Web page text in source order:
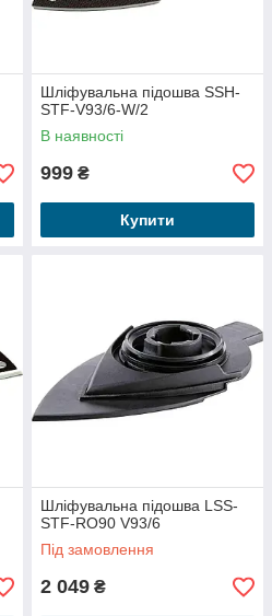
Шліфувальна підошва SSH-
STF-V93/6-W/2
В наявності
999 ₴
Купити
Шліфувальна підошва LSS-
STF-RO90 V93/6
Під замовлення
2 049 ₴